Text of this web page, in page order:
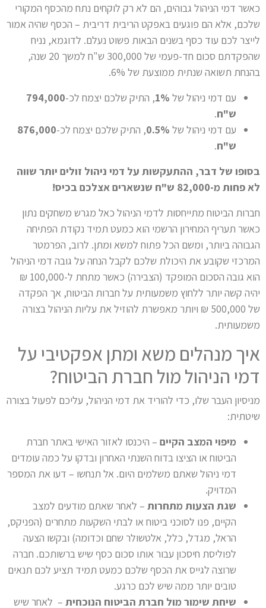
כאשר דמי הניהול גבוהים, הם לא רק לוקחים נתח מהכסף המקורי
שלכם, אלא הם פוגעים באפקט הריבית דריבית – הכסף שהיה אמור
לייצר לכם עוד כסף בשנים הבאות פשוט נעלם. לדוגמא, נניח
שהפקדתם סכום חד-פעמי של 300,000 ש"ח למשך 20 שנה,
בהנחת תשואה שנתית ממוצעת של 6%.
עם דמי ניהול של 1%, התיק שלכם יצמח לכ-794,000
ש"ח.
עם דמי ניהול של 0.5%, התיק שלכם יצמח לכ-876,000
ש"ח.
בסופו של דבר, ההתעקשות על דמי ניהול זולים יותר שווה
לא פחות מ-82,000 ש"ח שנשארים אצלכם בכיס!
חברות הביטוח מתייחסות לדמי הניהול כאל מגרש משחקים נתון
כאשר תעריף המחירון הרשמי הוא כמעט תמיד נקודת הפתיחה
הגבוהה ביותר, ומשם הכל פתוח למשא ומתן. לרוב, הפרמטר
המרכזי שקובע את היכולת שלכם לקבל הנחה על גובה דמי הניהול
הוא גובה הסכום המופקד (הצבירה) כאשר מתחת ל-100,000 ₪
יהיה קשה יותר ללחוץ משמעותית על חברות הביטוח, אך הפקדה
של 500,000 ₪ ויותר מאפשרת להוזיל את עליות הניהול בצורה
משמעותית.
איך מנהלים משא ומתן אפקטיבי על
דמי הניהול מול חברת הביטוח?
מניסיון העבר שלו, כדי להוריד את דמי הניהול, עליכם לפעול בצורה
שיטתית:
מיפוי המצב הקיים – היכנסו לאזור האישי באתר חברת
הביטוח או הציצו בדוח השנתי האחרון ובדקו על כמה עומדים
דמי ניהול שאתם משלמים היום. אל תנחשו – דעו את המספר
המדויק.
שגת הצעות מתחרות – לאחר שאתם מודעים למצב
הקיים, פנו לסוכני ביטוח או לבתי השקעות מתחרים (הפניקס,
הראל, מגדל, כלל, אלטשולר שחם וכדומה) ובקשו הצעה
לפוליסת חיסכון עבור אותו סכום כסף שיש ברשותכם. חברה
שרוצה לגייס את הכסף שלכם כמעט תמיד תציע לכם תנאים
טובים יותר ממה שיש לכם כרגע.
שיחת שימור מול חברת הביטוח הנוכחית – לאחר שיש